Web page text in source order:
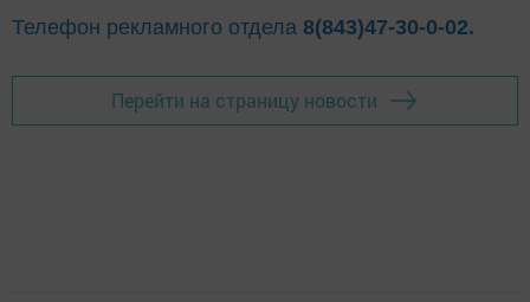
Телефон рекламного отдела 8(843)47-30-0-02.
Перейти на страницу новости